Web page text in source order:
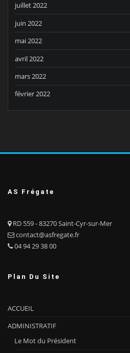
juillet 2022
juin 2022
mai 2022
avril 2022
mars 2022
février 2022
AS Frégate
RD 559 - 83270 Saint-Cyr-sur-Mer
contact@asfregate.fr
04 94 29 38 00
Plan Du Site
ACCUEIL
ADMINISTRATIF
Le Mot du Président